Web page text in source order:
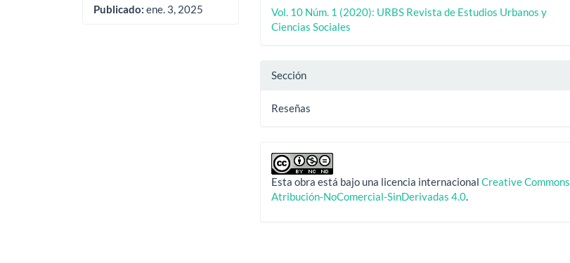
Publicado: ene. 3, 2025
Vol. 10 Núm. 1 (2020): URBS Revista de Estudios Urbanos y
Ciencias Sociales
Sección
Reseñas
Esta obra está bajo una licencia internacionalCreative Commons
Atribución-NoComercial-SinDerivadas 4.0